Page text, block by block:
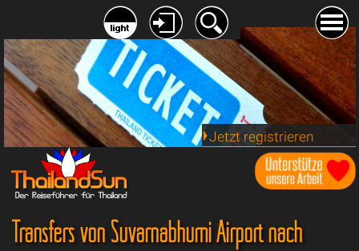
Jetzt registrieren
Transfers von Suvarnabhumi Airport nach